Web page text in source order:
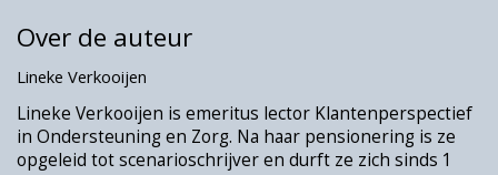
Een klein draadje in het grotere geheel. Is dat
‘werken’?
Het lijkt de bedoeling dat we in het ‘werken’
steeds meer dingen gaan vervangen door
technologie. Zeker in de zorg. Wat van mijn
Over de auteur
Lineke Verkooijen
Lineke Verkooijen is emeritus lector Klantenperspectief
in Ondersteuning en Zorg. Na haar pensionering is ze
opgeleid tot scenarioschrijver en durft ze zich sinds 1